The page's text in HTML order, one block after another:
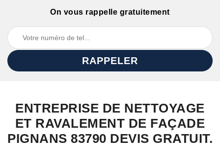
On vous rappelle gratuitement
ENTREPRISE DE NETTOYAGE
ET RAVALEMENT DE FAÇADE
PIGNANS 83790 DEVIS GRATUIT.